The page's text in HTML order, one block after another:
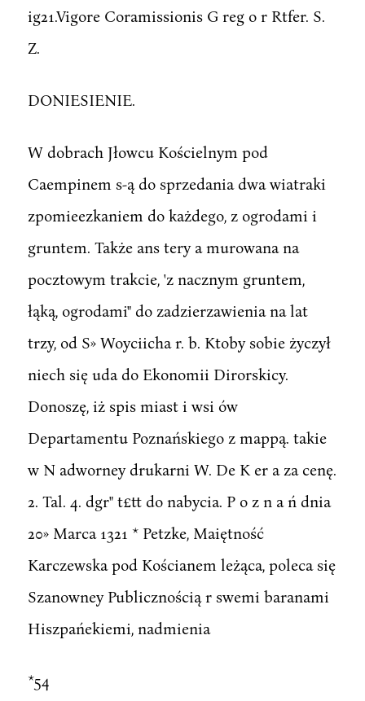
ig21.Vigore Coramissionis G reg o r Rtfer. S.
Z.
DONIESIENIE.
W dobrach Jłowcu Kościelnym pod
Caempinem s-ą do sprzedania dwa wiatraki
zpomieezkaniem do każdego, z ogrodami i
gruntem. Także ans tery a murowana na
pocztowym trakcie, 'z nacznym gruntem,
łąką, ogrodami" do zadzierzawienia na lat
trzy, od S» Woyciicha r. b. Ktoby sobie życzył
niech się uda do Ekonomii Dirorskicy.
Donoszę, iż spis miast i wsi ów
Departamentu Poznańskiego z mappą. takie
w N adworney drukarni W. De K er a za cenę.
2. Tal. 4. dgr" t£tt do nabycia. P o z n a ń dnia
20» Marca 1321 * Petzke, Maiętność
Karczewska pod Kościanem leżąca, poleca się
Szanowney Publicznością r swemi baranami
Hiszpańekiemi, nadmienia
*54